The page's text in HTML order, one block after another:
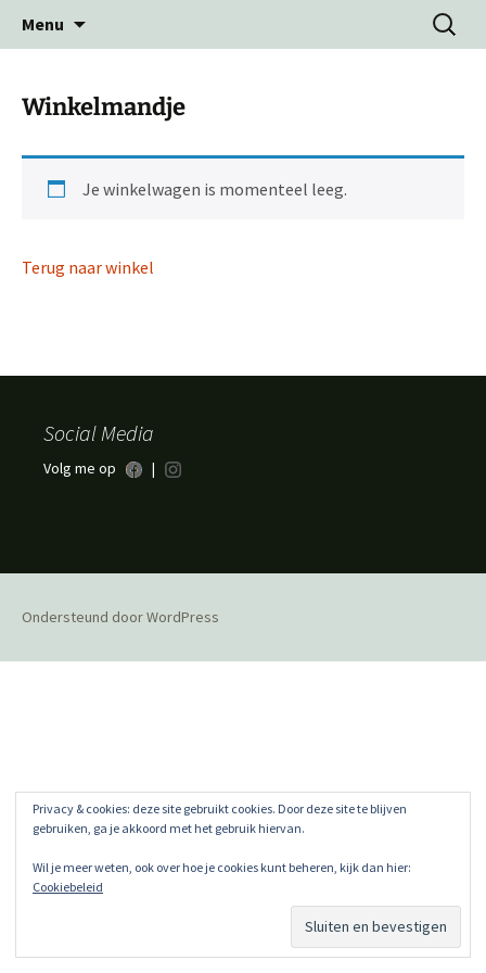
Menu
Zoeken
naar:
Winkelmandje
Je winkelwagen is momenteel leeg.
Terug naar winkel
Social Media
Volg me op |
Ondersteund door WordPress
Privacy & cookies: deze site gebruikt cookies. Door deze site te blijven
gebruiken, ga je akkoord met het gebruik hiervan.
Wil je meer weten, ook over hoe je cookies kunt beheren, kijk dan hier:
Cookiebeleid